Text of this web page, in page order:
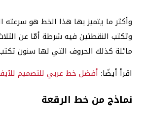
وأكثر ما يتميز بها هذا الخط هو سرعته
وتكتب النقطتين فيه شرطة أمّا عن
مائلة كذلك الحروف التي لها سنون
اقرأ أيضًا: أفضل خط عربي للتصميم
نماذج من خط الرقعة